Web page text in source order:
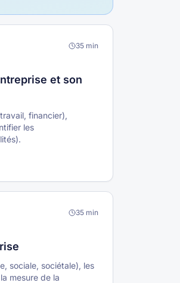
35 min
et son
financier),
les
35 min
sociale, sociétale), les
mesure de la